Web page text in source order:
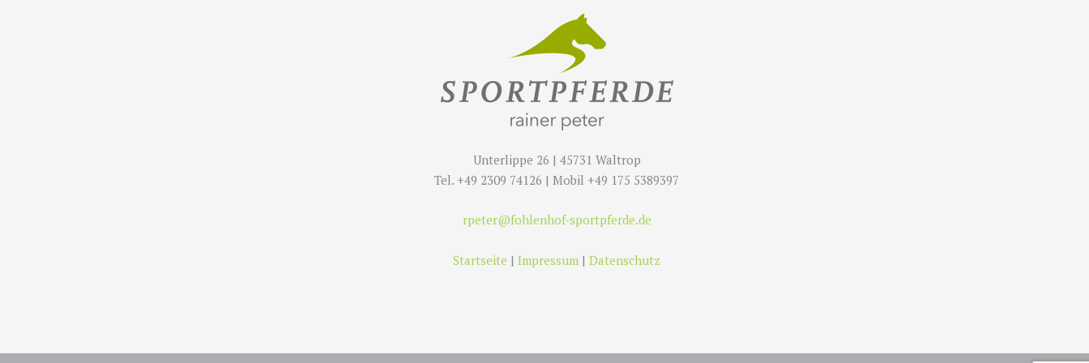
Unterlippe 26 | 45731 Waltrop
Tel. +49 2309 74126 | Mobil +49 175 5389397
rpeter@fohlenhof-sportpferde.de
Startseite | Impressum | Datenschutz